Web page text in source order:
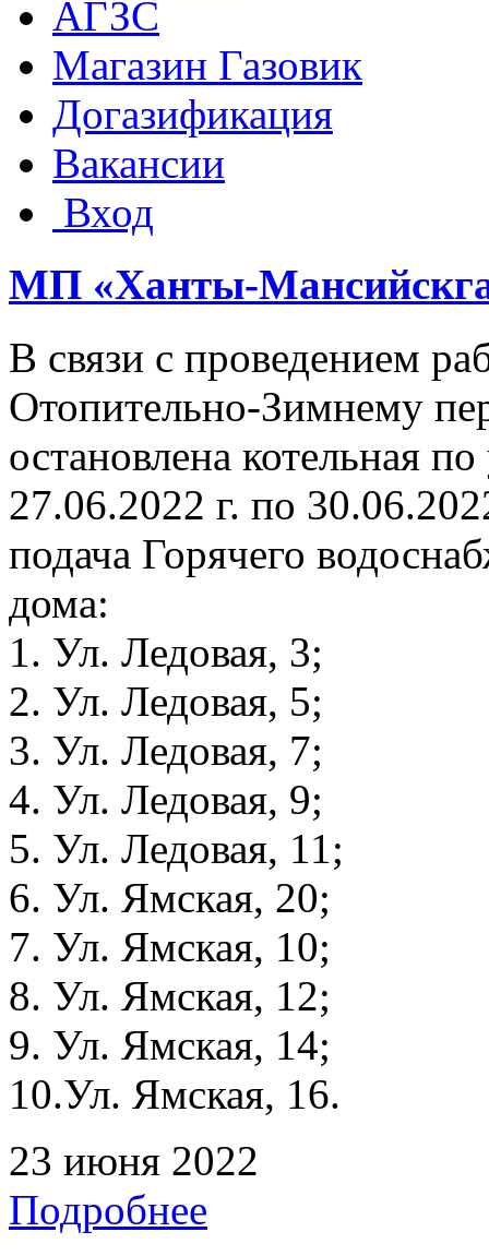
АГЗС
Магазин Газовик
Догазификация
Вакансии
Вход
МП «Ханты-
В связи с проведением
Отопительно-Зимнему
остановлена котельная
27.06.2022 г. по
подача Горячего
дома:
1. Ул. Ледовая, 3;
2. Ул. Ледовая, 5;
3. Ул. Ледовая, 7;
4. Ул. Ледовая, 9;
5. Ул. Ледовая, 11;
6. Ул. Ямская, 20;
7. Ул. Ямская, 10;
8. Ул. Ямская, 12;
9. Ул. Ямская, 14;
10.Ул. Ямская, 16.
23 июня 2022
Подробнее